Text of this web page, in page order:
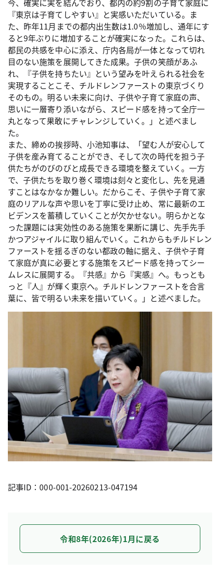
今、確実に実を結んでおり、都内の約9割の子育て家庭に
『東京は子育てしやすい』と実感いただいている。ま
た、昨年11月までの都内出生数は1.0％増加し、通年にす
ると9年ぶりに増加することが確実になった。これらは、
都民の共感を中心に添え、庁内各局が一体となって切れ
目のない施策を展開してきた成果。子供の笑顔があふ
れ、『子供を持ちたい』という望みを叶えられる社会を
実現することこそ、チルドレンファーストの東京づくり
そのもの。明るい未来に向け、子供や子育て家庭の声、
思いに一層寄り添いながら、スピード感を持って全庁一
丸となって果敢にチャレンジしていく。」と述べまし
た。
また、締めの挨拶時、小池知事は、「望む人が安心して
子供を産み育てることができ、そして次の時代を担う子
供たちがのびのびと成長できる環境を整えていく。一方
で、子供たちを取り巻く環境は刻々と変化し、先を見通
すことはなかなか難しい。だからこそ、子供や子育て家
庭のリアルな声や思いを丁寧に受け止め、常に最新のエ
ビデンスを蓄積していくことが欠かせない。明らかとな
った課題には実効性のある施策を果断に講じ、先手先手
かつアジャイルに取り組んでいく。これからもチルドレン
ファーストを揺るぎのない都政の軸に据え、子供や子育
て家庭が真に必要とする施策をスピード感を持ってシー
ムレスに展開する。『共感』から『実感』へ。もっとも
っと『人』が輝く東京へ。チルドレンファーストを合言
葉に、皆で明るい未来を描いていく。」と述べました。
記事ID：000-001-20260213-047194
令和8年(2026年)1月に戻る